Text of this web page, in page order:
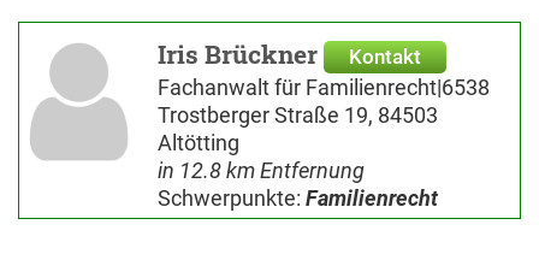
Iris Brückner Kontakt
Fachanwalt für Familienrecht|6538
Trostberger Straße 19, 84503
Altötting
in 12.8 km Entfernung
Schwerpunkte: Familienrecht